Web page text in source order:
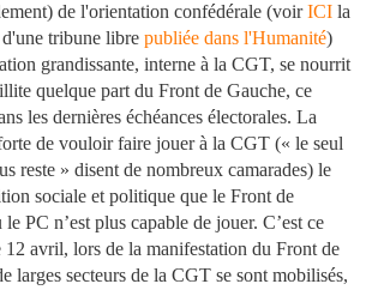
de l'orientation confédérale (voirICI la
tribune libre publiée dans l'Humanité)
grandissante, interne à la CGT, se nourrit
quelque part du Front de Gauche, ce
les dernières échéances électorales. La
de vouloir faire jouer à la CGT (« le seul
reste » disent de nombreux camarades) le
sociale et politique que le Front de
PC n’est plus capable de jouer. C’est ce
12 avril, lors de la manifestation du Front de
larges secteurs de la CGT se sont mobilisés,